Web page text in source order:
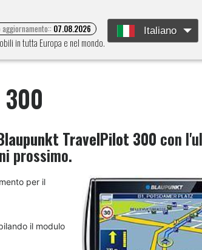
in tutta Europa e nel mondo.
07.08.2026 Italiano
TravelPilot 300 con
prossimo.
per il
il modulo